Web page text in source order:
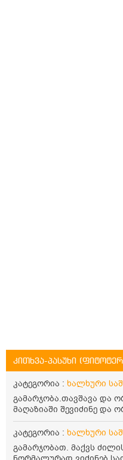
კითხვა-პასუხი
კატეგორია : ხალხური
გამარჯობა.თავშავა და
მაღაზიაში შევიძინე და
დალევის წესი
წავიკითხე რომ: 1 ჭიქა
კოვზი დაქუცმაცებული
გავაჩეროთ 10-15 წუთი,
კატეგორია : ხალხური
გამარჯობათ. მაქვს